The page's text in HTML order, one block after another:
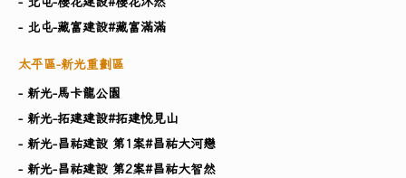
- 北屯-藏富建設#藏富滿滿
太平區-新光重劃區
- 新光-馬卡龍公園
- 新光-拓建建設#拓建悅見山
- 新光-昌祐建設 第1案#昌祐大河戀
- 新光-昌祐建設 第2案#昌祐大智然